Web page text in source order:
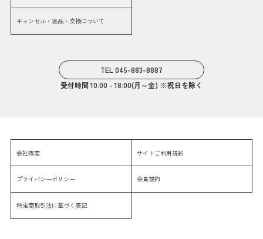
キャンセル・返品・交換について
TEL 045-883-8887
受付時間 10:00 - 18:00(月～金) ※祝日を除く
会社概要
プライバシーポリシー
特定商取引法に基づく表記
サイトご利用規約
会員規約